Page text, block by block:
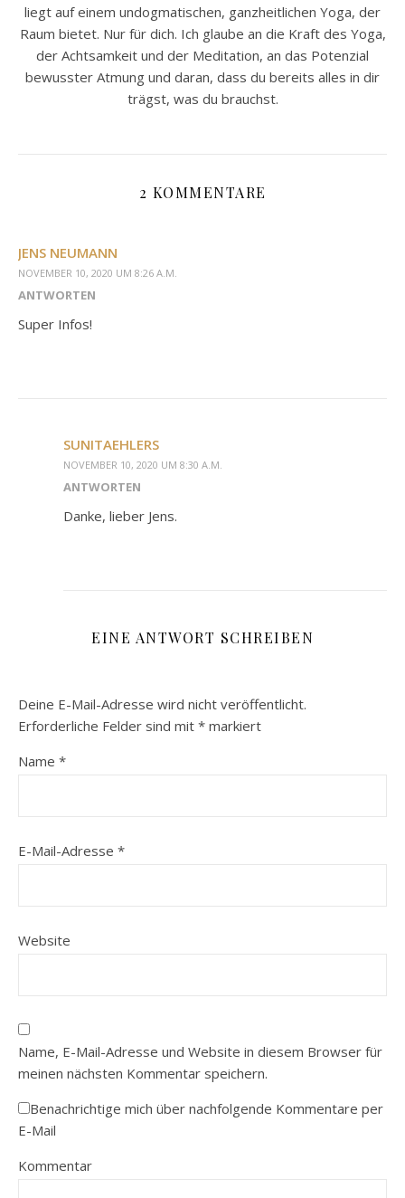
liegt auf einem undogmatischen, ganzheitlichen Yoga, der
Raum bietet. Nur für dich. Ich glaube an die Kraft des Yoga,
der Achtsamkeit und der Meditation, an das Potenzial
bewusster Atmung und daran, dass du bereits alles in dir
trägst, was du brauchst.
2 KOMMENTARE
JENS NEUMANN
NOVEMBER 10, 2020 UM 8:26 A.M.
ANTWORTEN
Super Infos!
SUNITAEHLERS
NOVEMBER 10, 2020 UM 8:30 A.M.
ANTWORTEN
Danke, lieber Jens.
EINE ANTWORT SCHREIBEN
Deine E-Mail-Adresse wird nicht veröffentlicht.
Erforderliche Felder sind mit * markiert
Name *
E-Mail-Adresse *
Website
Name, E-Mail-Adresse und Website in diesem Browser für
meinen nächsten Kommentar speichern.
Benachrichtige mich über nachfolgende Kommentare per
E-Mail
Kommentar